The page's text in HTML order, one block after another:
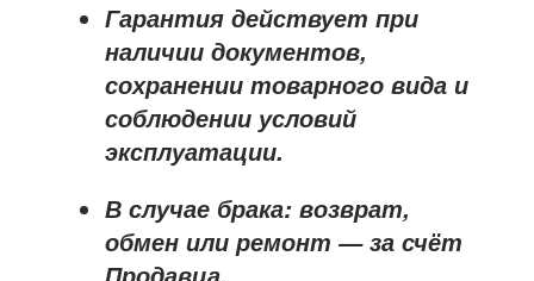
Гарантия действует при
наличии документов,
сохранении товарного вида и
соблюдении условий
эксплуатации.
В случае брака: возврат,
обмен или ремонт —за счёт